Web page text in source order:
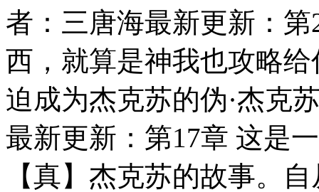
者：三唐海最新更新：
西，就算是神我也攻略
迫成为杰克苏的伪·杰克
最新更新：第17章 这是
【真】杰克苏的故事。